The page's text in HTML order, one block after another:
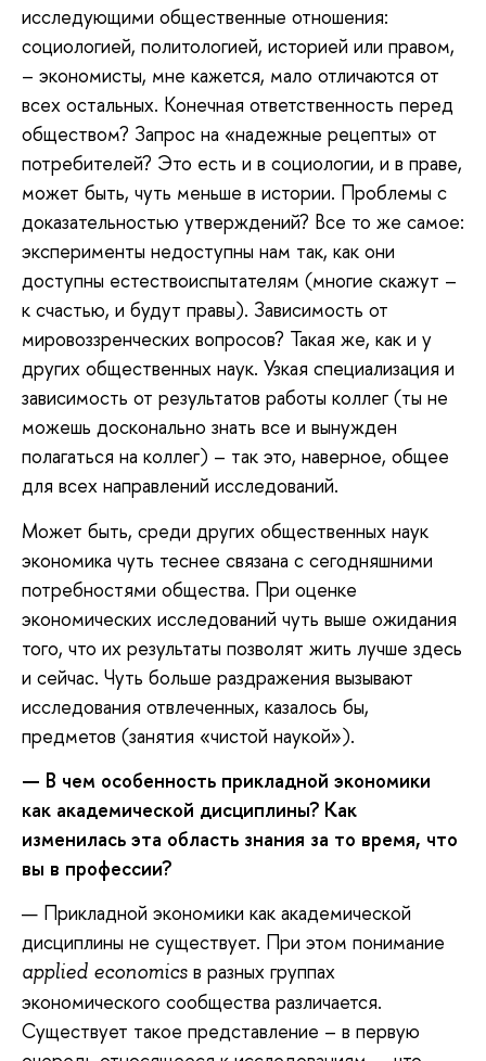
исследующими общественные отношения:
социологией, политологией, историей или правом,
– экономисты, мне кажется, мало отличаются от
всех остальных. Конечная ответственность перед
обществом? Запрос на «надежные рецепты» от
потребителей? Это есть и в социологии, и в праве,
может быть, чуть меньше в истории. Проблемы с
доказательностью утверждений? Все то же самое:
эксперименты недоступны нам так, как они
доступны естествоиспытателям (многие скажут –
к счастью, и будут правы). Зависимость от
мировоззренческих вопросов? Такая же, как и у
других общественных наук. Узкая специализация и
зависимость от результатов работы коллег (ты не
можешь досконально знать все и вынужден
полагаться на коллег) – так это, наверное, общее
для всех направлений исследований.
Может быть, среди других общественных наук
экономика чуть теснее связана с сегодняшними
потребностями общества. При оценке
экономических исследований чуть выше ожидания
того, что их результаты позволят жить лучше здесь
и сейчас. Чуть больше раздражения вызывают
исследования отвлеченных, казалось бы,
предметов (занятия «чистой наукой»).
— В чем особенность прикладной экономики
как академической дисциплины? Как
изменилась эта область знания за то время, что
вы в профессии?
— Прикладной экономики как академической
дисциплины не существует. При этом понимание
applied economics в разных группах
экономического сообщества различается.
Существует такое представление – в первую